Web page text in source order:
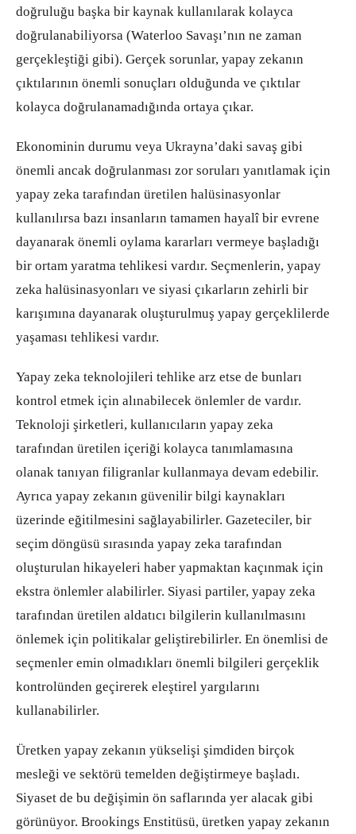
doğruluğu başka bir kaynak kullanılarak kolayca
doğrulanabiliyorsa (Waterloo Savaşı’nın ne zaman
gerçekleştiği gibi). Gerçek sorunlar, yapay zekanın
çıktılarının önemli sonuçları olduğunda ve çıktılar
kolayca doğrulanamadığında ortaya çıkar.
Ekonominin durumu veya Ukrayna’daki savaş gibi
önemli ancak doğrulanması zor soruları yanıtlamak için
yapay zeka tarafından üretilen halüsinasyonlar
kullanılırsa bazı insanların tamamen hayalî bir evrene
dayanarak önemli oylama kararları vermeye başladığı
bir ortam yaratma tehlikesi vardır. Seçmenlerin, yapay
zeka halüsinasyonları ve siyasi çıkarların zehirli bir
karışımına dayanarak oluşturulmuş yapay gerçeklilerde
yaşaması tehlikesi vardır.
Yapay zeka teknolojileri tehlike arz etse de bunları
kontrol etmek için alınabilecek önlemler de vardır.
Teknoloji şirketleri, kullanıcıların yapay zeka
tarafından üretilen içeriği kolayca tanımlamasına
olanak tanıyan filigranlar kullanmaya devam edebilir.
Ayrıca yapay zekanın güvenilir bilgi kaynakları
üzerinde eğitilmesini sağlayabilirler. Gazeteciler, bir
seçim döngüsü sırasında yapay zeka tarafından
oluşturulan hikayeleri haber yapmaktan kaçınmak için
ekstra önlemler alabilirler. Siyasi partiler, yapay zeka
tarafından üretilen aldatıcı bilgilerin kullanılmasını
önlemek için politikalar geliştirebilirler. En önemlisi de
seçmenler emin olmadıkları önemli bilgileri gerçeklik
kontrolünden geçirerek eleştirel yargılarını
kullanabilirler.
Üretken yapay zekanın yükselişi şimdiden birçok
mesleği ve sektörü temelden değiştirmeye başladı.
Siyaset de bu değişimin ön saflarında yer alacak gibi
görünüyor. Brookings Enstitüsü, üretken yapay zekanın